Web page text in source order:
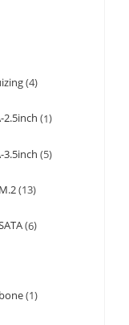
4
2.5inch 1
3.5inch 5
13
6
1